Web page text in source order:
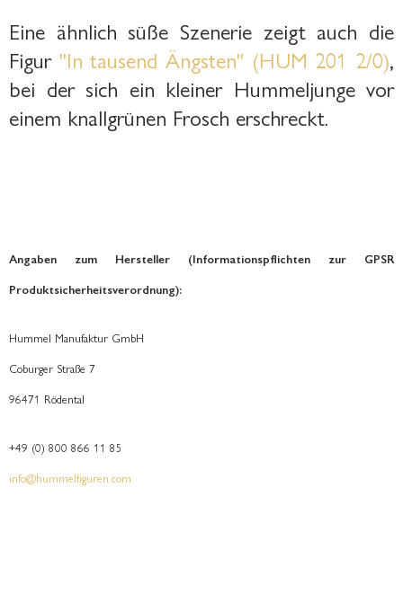
Eine ähnlich süße Szenerie zeigt auch die
Figur "In tausend Ängsten" (HUM 201 2/0),
bei der sich ein kleiner Hummeljunge vor
einem knallgrünen Frosch erschreckt.
Angaben zum Hersteller (Informationspflichten zur GPSR
Produktsicherheitsverordnung):
Hummel Manufaktur GmbH
Coburger Straße 7
96471 Rödental
+49 (0) 800 866 11 85
info@hummelfiguren.com